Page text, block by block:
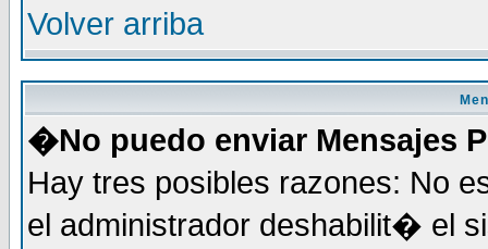
Volver arriba
�No puedo enviar Mensajes
Hay tres posibles razones: No
el administrador deshabilit� el